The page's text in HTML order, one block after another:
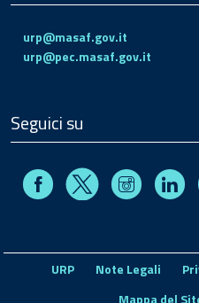
urp@masaf.gov.it
urp@pec.masaf.gov.it
Seguici su
FacebookX
URP Note Legali
Mappa del